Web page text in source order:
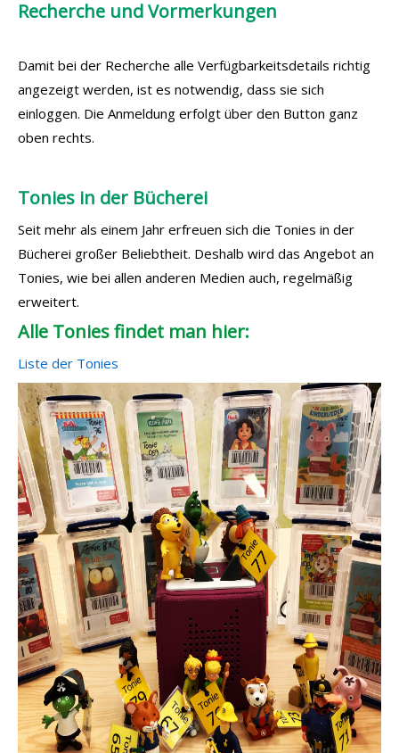
Recherche und Vormerkungen
Damit bei der Recherche alle Verfügbarkeitsdetails richtig
angezeigt werden, ist es notwendig, dass sie sich
einloggen. Die Anmeldung erfolgt über den Button ganz
oben rechts.
Tonies in der Bücherei
Seit mehr als einem Jahr erfreuen sich die Tonies in der
Bücherei großer Beliebtheit. Deshalb wird das Angebot an
Tonies, wie bei allen anderen Medien auch, regelmäßig
erweitert.
Alle Tonies findet man hier:
Liste der Tonies